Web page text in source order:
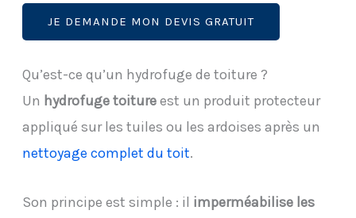
JE DEMANDE MON DEVIS GRATUIT
Qu’est-ce qu’un hydrofuge de toiture ?
Un hydrofuge toitureest un produit protecteur
appliqué sur les tuiles ou les ardoises après un
nettoyage complet du toit.
Son principe est simple : il imperméabilise les